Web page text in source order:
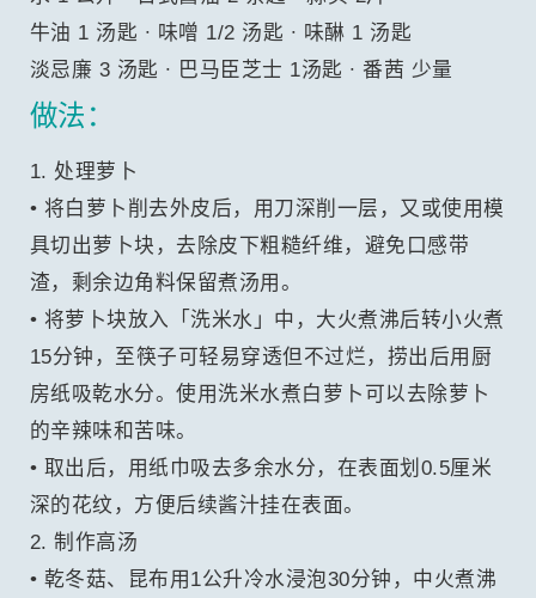
牛油 1 汤匙 ∙ 味噌 1/2 汤匙 ∙ 味醂 1 汤匙
淡忌廉 3 汤匙 ∙ 巴马臣芝士 1汤匙 ∙ 番茜 少量
做法：
1. 处理萝卜
• 将白萝卜削去外皮后，用刀深削一层，又或使用模
具切出萝卜块，去除皮下粗糙纤维，避免口感带
渣，剩余边角料保留煮汤用。
• 将萝卜块放入「洗米水」中，大火煮沸后转小火煮
15分钟，至筷子可轻易穿透但不过烂，捞出后用厨
房纸吸乾水分。使用洗米水煮白萝卜可以去除萝卜
的辛辣味和苦味。
• 取出后，用纸巾吸去多余水分，在表面划0.5厘米
深的花纹，方便后续酱汁挂在表面。
2. 制作高汤
• 乾冬菇、昆布用1公升冷水浸泡30分钟，中火煮沸